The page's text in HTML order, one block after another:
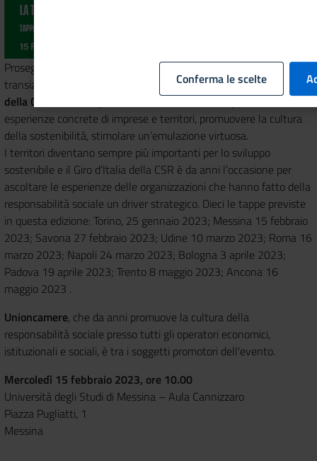
Prosegue il 15 febbraio con la tappa di Messinasul tema “La
transizione energetica tra sfide ed opportunità” ilGiro d’Italia
della CSR 2023
, un percorso attraverso 10 città per valorizzare le
esperienze concrete di imprese e territori, promuovere la cultura
della sostenibilità, stimolare un’emulazione virtuosa.
I territori diventano sempre più importanti per lo sviluppo
sostenibile e il Giro d’Italia della CSR è da anni l’occasione per
ascoltare le esperienze delle organizzazioni che hanno fatto della
responsabilità sociale un driver strategico. Dieci le tappe previste
in questa edizione: Torino, 25 gennaio 2023; Messina 15 febbraio
2023; Savona 27 febbraio 2023; Udine 10 marzo 2023; Roma 16
marzo 2023; Napoli 24 marzo 2023; Bologna 3 aprile 2023;
Padova 19 aprile 2023; Trento 8 maggio 2023; Ancona 16
maggio 2023 .
Unioncamere, che da anni promuove la cultura della
responsabilità sociale presso tutti gli operatori economici,
istituzionali e sociali, è tra i soggetti promotori dell'evento.
Mercoledì 15 febbraio 2023, ore 10.00
Università degli Studi di Messina – Aula Cannizzaro
Piazza Pugliatti, 1
Messina
Conferma le scelte